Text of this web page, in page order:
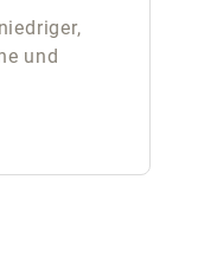
und